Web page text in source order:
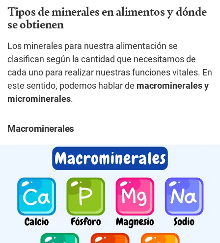
Tipos de minerales en alimentos y dónde
se obtienen
Los minerales para nuestra alimentación se
clasifican según la cantidad que necesitamos de
cada uno para realizar nuestras funciones vitales. En
este sentido, podemos hablar de macrominerales y
microminerales.
Macrominerales